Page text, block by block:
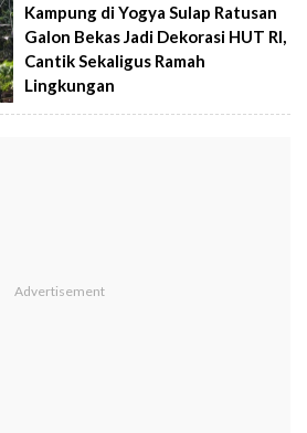
Kampung di Yogya Sulap Ratusan
Galon Bekas Jadi Dekorasi HUT RI,
Cantik Sekaligus Ramah
Lingkungan